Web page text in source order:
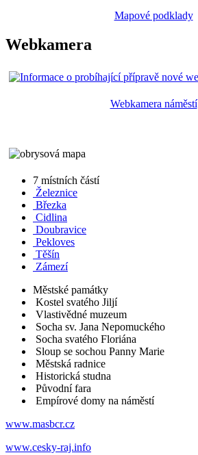
Mapové podklady
Webkamera
Webkamera náměstí
7 místních částí
Železnice
Březka
Cidlina
Doubravice
Pekloves
Těšín
Zámezí
Městské památky
Kostel svatého Jiljí
Vlastivědné muzeum
Socha sv. Jana Nepomuckého
Socha svatého Floriána
Sloup se sochou Panny Marie
Městská radnice
Historická studna
Původní fara
Empírové domy na náměstí
www.masbcr.cz
www.cesky-raj.info